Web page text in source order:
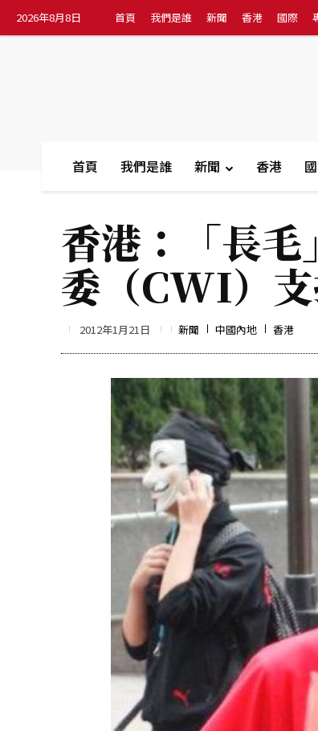
2026年8月8日 首頁 我們是誰 新聞 香港 國際
首頁 我們是誰 新聞 香港
香港：「長
委（CWI）
2012年1月21日 新聞 中國內地 香港